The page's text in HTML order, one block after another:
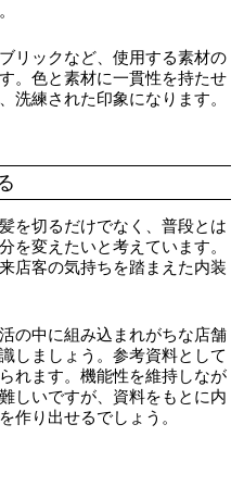
リックなど、使用する素材の
。色と素材に一貫性を持たせ
洗練された印象になります。
を切るだけでなく、普段とは
を変えたいと考えています。
店客の気持ちを踏まえた内装
の中に組み込まれがちな店舗
しましょう。参考資料として
れます。機能性を維持しなが
しいですが、資料をもとに内
作り出せるでしょう。